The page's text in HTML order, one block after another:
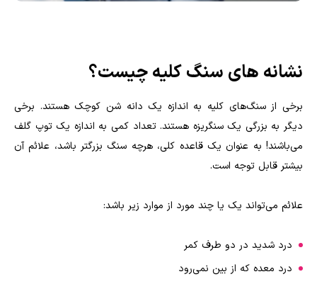
نشانه های سنگ کلیه چیست؟
برخی از سنگ‌های کلیه به اندازه یک دانه شن کوچک هستند. برخی
دیگر به بزرگی یک سنگریزه هستند. تعداد کمی به اندازه یک توپ گلف
می‌باشند! به عنوان یک قاعده کلی، هرچه سنگ بزرگتر باشد، علائم آن
بیشتر قابل توجه است.
علائم می‌تواند یک یا چند مورد از موارد زیر باشد:
درد شدید در دو طرف کمر
درد معده که از بین نمی‌رود